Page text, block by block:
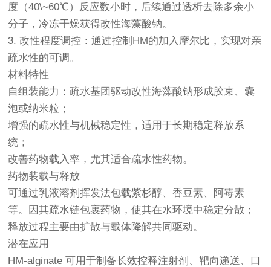
度（40\~60℃）反应数小时，后续通过透析去除多余小
分子，冷冻干燥获得改性海藻酸钠。
3. 改性程度调控：通过控制HM的加入摩尔比，实现对亲
疏水性的可调。
材料特性
自组装能力：疏水基团驱动改性海藻酸钠形成胶束、囊
泡或纳米粒；
增强的疏水性与机械稳定性，适用于长期稳定释放系
统；
改善药物载入率，尤其适合疏水性药物。
药物装载与释放
可通过乳液溶剂挥发法包载紫杉醇、香豆素、阿霉素
等。因其疏水链包裹药物，使其在水环境中稳定分散；
释放过程主要由扩散与载体降解共同驱动。
潜在应用
HM-alginate 可用于制备长效控释注射剂、靶向递送、口